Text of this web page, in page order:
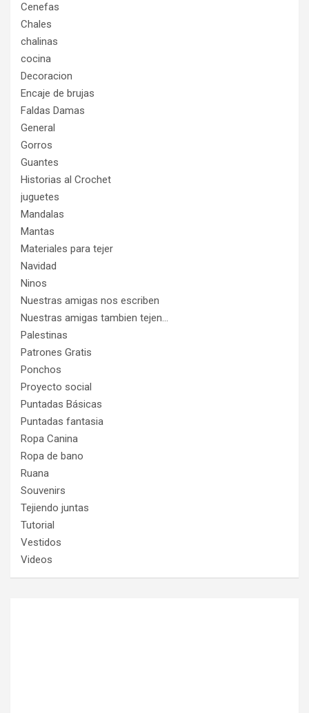
Cenefas
Chales
chalinas
cocina
Decoracion
Encaje de brujas
Faldas Damas
General
Gorros
Guantes
Historias al Crochet
juguetes
Mandalas
Mantas
Materiales para tejer
Navidad
Ninos
Nuestras amigas nos escriben
Nuestras amigas tambien tejen…
Palestinas
Patrones Gratis
Ponchos
Proyecto social
Puntadas Básicas
Puntadas fantasia
Ropa Canina
Ropa de bano
Ruana
Souvenirs
Tejiendo juntas
Tutorial
Vestidos
Videos